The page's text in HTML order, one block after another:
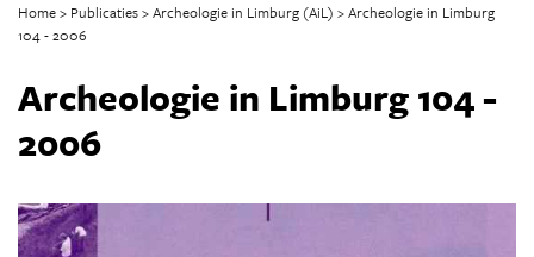
Home Publicaties Archeologie in Limburg (AiL)
Archeologie in Limburg
104 - 2006
Archeologie in Limburg 104 -
2006